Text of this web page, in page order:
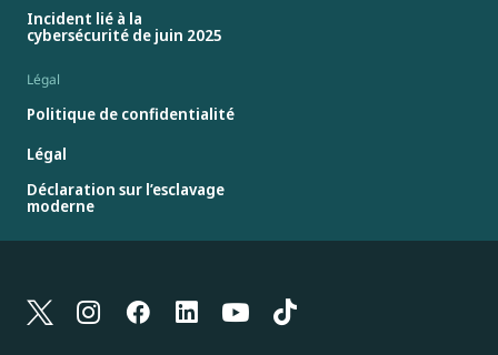
Incident lié à la
cybersécurité de juin 2025
Légal
Politique de confidentialité
Légal
Déclaration sur l’esclavage
moderne